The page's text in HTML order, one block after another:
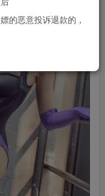
的恶意投诉退款的，